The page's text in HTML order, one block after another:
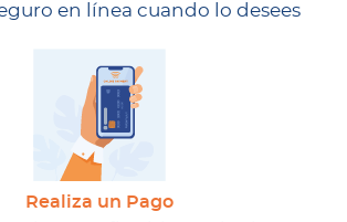
en línea cuando lo desees
Realiza un Pago